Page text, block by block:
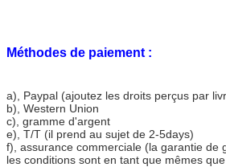
Méthodes de paiement :
a) , Paypal (ajoutez les droits perçus par
b), Western Union
c), gramme d'argent
e), T/T (il prend au sujet de 2-5days)
f), assurance commerciale (la garantie de
les conditions sont en tant que mêmes